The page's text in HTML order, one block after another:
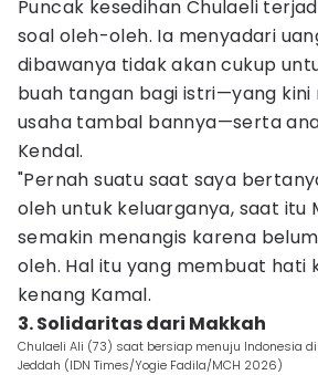
Puncak kesedihan Chulaeli
soal oleh-oleh. Ia menyadari
dibawanya tidak akan cukup
buah tangan bagi istri—yang kini
usaha tambal bannya—serta
Kendal.
"Pernah suatu saat saya
oleh untuk keluarganya, saat itu
semakin menangis karena
oleh. Hal itu yang membuat hati
kenang Kamal.
3. Solidaritas dari Makkah
Chulaeli Ali (73) saat bersiap menuju Indonesia
Jeddah (IDN Times/Yogie Fadila/MCH 2026)